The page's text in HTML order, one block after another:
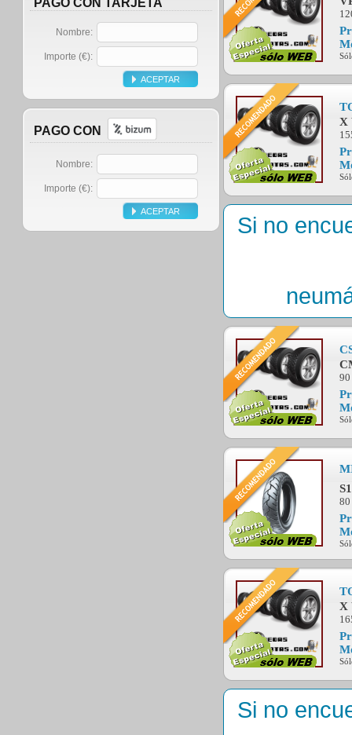
PAGO CON TARJETA
Nombre:
Importe (€):
PAGO CON
Nombre:
Importe (€):
X
Si no
90
S1
80
X
Si no